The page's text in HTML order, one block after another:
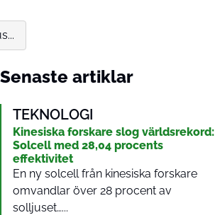
Senaste artiklar
TEKNOLOGI
Kinesiska forskare slog världsrekord:
Solcell med 28,04 procents
effektivitet
En ny solcell från kinesiska forskare
omvandlar över 28 procent av
solljuset…...